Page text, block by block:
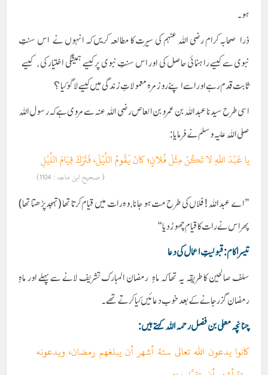
ہو۔
ذرا صحابہ کرام رضی اللہ عنہم کی سیرت کا مطالعہ کریں کہ انہوں نے اس سنتِ
نبوی سے کیسے راہنمائی حاصل کی اور اس سنتِ نبوی پر کیسے ہمیشگی اختیار کی ، کیسے
ثابت قدم رہے اور اسے اپنے روز مرہ معمولاتِ زندگی میں کیسے لاگو کیا؟
اسی طرح سیدنا عبداللہ بن عمرو بن العاص رضی اللہ عنہ سے مروی ہے کہ رسول اللہ
صلی اللہ علیہ وسلم نے فرمایا :
يا عَبْدَ اللہِ لا تَكُنْ مِثْلَ فُلانٍ؛ كانَ يَقُومُ اللَّيْلَ، فَتَرَكَ قِيَامَ اللَّيْلِ
( صحیح ابن ماجہ : 1104)
”اے عبد اللہ ! فلاں کی طرح مت ہو جانا، وہ رات میں قیام کرتا تھا (تہجد پڑھتا تھا)
پھر اس نے رات کا قیام چھوڑ دیا“
تیسرا کام : قبولیتِ اعمال کی دعا
سلف صالحین کا طریقہ یہ تھا کہ ماہِ رمضان المبارک تشریف لانے سے پہلے اور ماہِ
رمضان گزر جانے کے بعد خوب دعائیں کیا کرتے تھے۔
چنانچہ معلی بن فضل رحمہ اللہ کہتے ہیں :
كانوا يدعون الله تعالى ستة أشهر أن يبلغهم رمضان، ويدعونه